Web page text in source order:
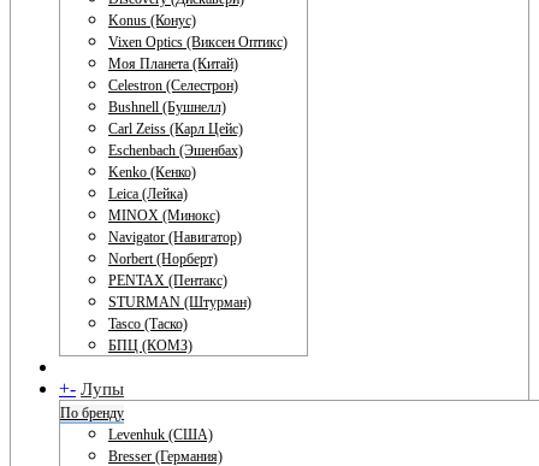
Konus (Конус)
Vixen Optics (Виксен Оптикс)
Моя Планета (Китай)
Celestron (Селестрон)
Bushnell (Бушнелл)
Carl Zeiss (Карл Цейс)
Eschenbach (Эшенбах)
Kenko (Кенко)
Leica (Лейка)
MINOX (Минокс)
Navigator (Навигатор)
Norbert (Норберт)
PENTAX (Пентакс)
STURMAN (Штурман)
Tasco (Таско)
БПЦ (КОМЗ)
+- Лупы
По бренду
Levenhuk (США)
Bresser (Германия)